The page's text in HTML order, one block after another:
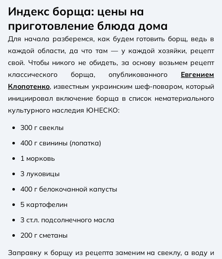
Индекс борща: цены на
приготовление блюда дома
Для начала разберемся, как будем готовить борщ, ведь в
каждой области, да что там — у каждой хозяйки, рецепт
свой. Чтобы никого не обидеть, за основу возьмем рецепт
классического борща, опубликованного Евгением
Клопотенко, известным украинским шеф-поваром, который
инициировал включение борща в список нематериального
культурного наследия ЮНЕСКО:
300 г свеклы
400 г свинины (лопатка)
1 морковь
3 луковицы
400 г белокочанной капусты
5 картофелин
3 ст.л. подсолнечного масла
200 г сметаны
Заправку к борщу из рецепта заменим на свеклу, а воду и